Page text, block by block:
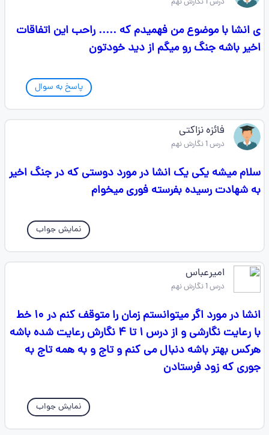
ی انشا با موضوع من فهمیدم که ..... راحب این اتفاقات
اخیر باشه جنگ رو میگم از دید خودتون
پاسخ به سوال
فائزه نزاکتی
درس 1 نگارش نهم
سلام میشه یکی یک انشا در مورد دوستی که در جنگ اخیر
به شهادت رسیده بفرسته فوری میخوام
نمایش جواب
امیرعباس
درس 1 نگارش نهم
انشا در مورد اگر میتوانستم زمان را متوقف کنم در ۱۰ خط
با رعایت نگارشی و از درس ۱ تا ۴ نگارش رعایت شده باشه
هرکس بهتر باشه دنبال می کنم و تاج و به همه تاج به
جوری که زود فرستادن
نمایش جواب